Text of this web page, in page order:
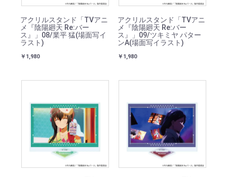
アクリルスタンド「TVアニ
メ『陰陽廻天 Re:バー
ス』」08/業平 猛(場面写イ
ラスト)
￥1,980
アクリルスタンド「TVアニ
メ『陰陽廻天 Re:バー
ス』」09/ツキミヤ パター
ンA(場面写イラスト)
￥1,980